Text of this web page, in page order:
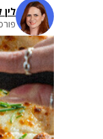
לין